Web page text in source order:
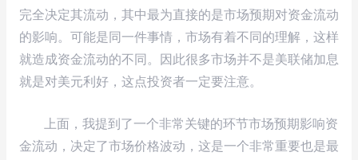
完全决定其流动，其中最为直接的是市场预期对资金流动
的影响。可能是同一件事情，市场有着不同的理解，这样
就造成资金流动的不同。因此很多市场并不是美联储加息
就是对美元利好，这点投资者一定要注意。
上面，我提到了一个非常关键的环节市场预期影响资
金流动，决定了市场价格波动，这是一个非常重要也是最